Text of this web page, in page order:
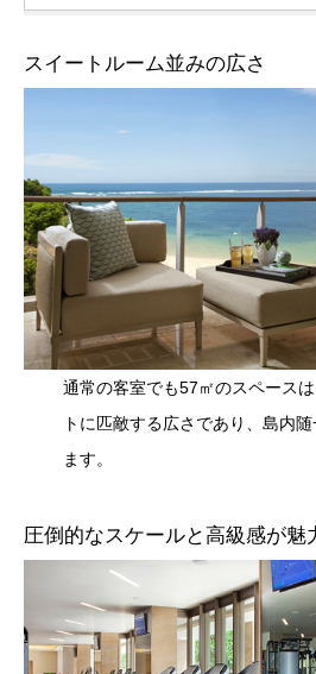
スイートルーム並みの広さ
通常の客室でも57㎡のスペース
トに匹敵する広さであり、島内
ます。
圧倒的なスケールと高級感が魅